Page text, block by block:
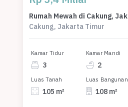
Cakung, Jakarta Timur
Kamar Tidur
3
Kamar Mandi
2
Luas Tanah
105 m²
Luas Bangunan
108 m²